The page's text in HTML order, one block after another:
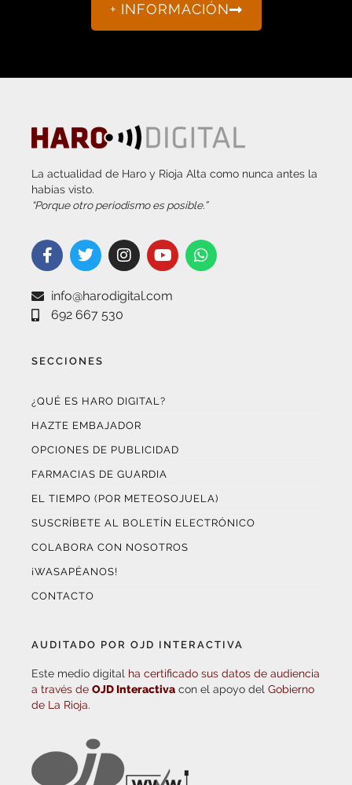
+ INFORMACIÓN
La actualidad de Haro y Rioja Alta como nunca antes la
habías visto.
“Porque otro periodismo es posible.”
info@harodigital.com
692 667 530
SECCIONES
¿QUÉ ES HARO DIGITAL?
HAZTE EMBAJADOR
OPCIONES DE PUBLICIDAD
FARMACIAS DE GUARDIA
EL TIEMPO (POR METEOSOJUELA)
SUSCRÍBETE AL BOLETÍN ELECTRÓNICO
COLABORA CON NOSOTROS
¡WASAPÉANOS!
CONTACTO
AUDITADO POR OJD INTERACTIVA
Este medio digital ha certificado sus datos de audiencia
a través de OJD Interactiva con el apoyo del Gobierno
de La Rioja.